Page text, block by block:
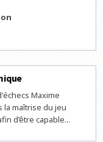
Maxime
la maîtrise du jeu
d’être capable...